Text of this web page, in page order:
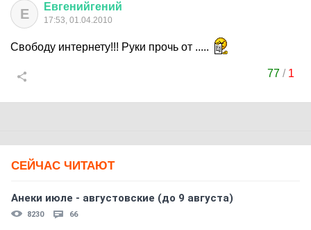
Е Евгенийгений
17:53, 01.04.2010
Свободу интернету!!! Руки прочь от .....
77 / 1
СЕЙЧАС ЧИТАЮТ
Анеки июле - августовские (до 9 августа)
8230 66